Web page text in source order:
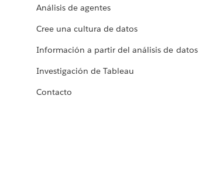
Análisis de agentes
Cree una cultura de datos
Información a partir del análisis de datos
Investigación de Tableau
Contacto